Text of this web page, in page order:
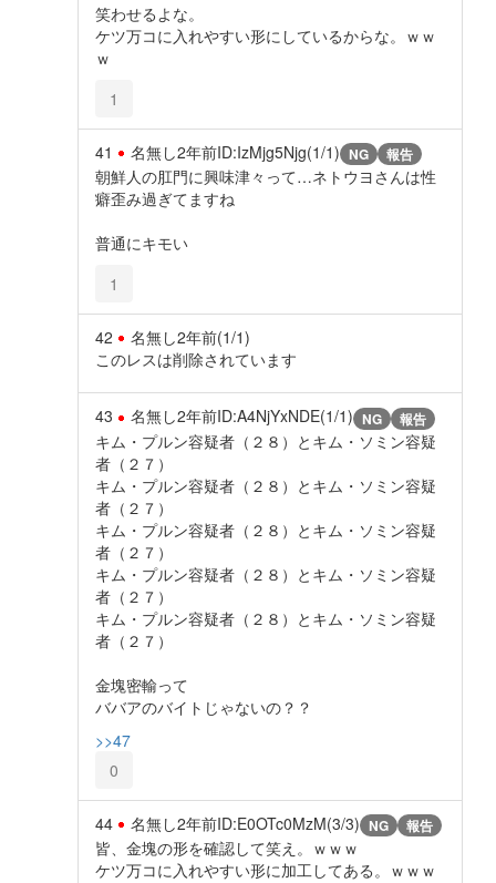
笑わせるよな。
ケツ万コに入れやすい形にしているからな。ｗｗ
ｗ
1
41 名無し2年前ID:IzMjg5Njg(1/1) NG 報告
朝鮮人の肛門に興味津々って…ネトウヨさんは性
癖歪み過ぎてますね
普通にキモい
1
42 名無し2年前(1/1)
このレスは削除されています
43 名無し2年前ID:A4NjYxNDE(1/1) NG 報告
キム・プルン容疑者（２８）とキム・ソミン容疑
者（２７）
キム・プルン容疑者（２８）とキム・ソミン容疑
者（２７）
キム・プルン容疑者（２８）とキム・ソミン容疑
者（２７）
キム・プルン容疑者（２８）とキム・ソミン容疑
者（２７）
キム・プルン容疑者（２８）とキム・ソミン容疑
者（２７）
金塊密輸って
ババアのバイトじゃないの？？
>>47
0
44 名無し2年前ID:E0OTc0MzM(3/3) NG 報告
皆、金塊の形を確認して笑え。ｗｗｗ
ケツ万コに入れやすい形に加工してある。ｗｗｗ